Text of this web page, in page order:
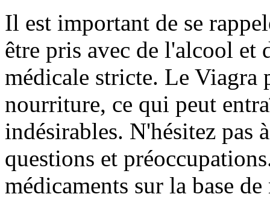
Il est important de se
être pris avec de l'alcool et
médicale stricte. Le Viagra
nourriture, ce qui peut
indésirables. N'hésitez pas
questions et
médicaments sur la base